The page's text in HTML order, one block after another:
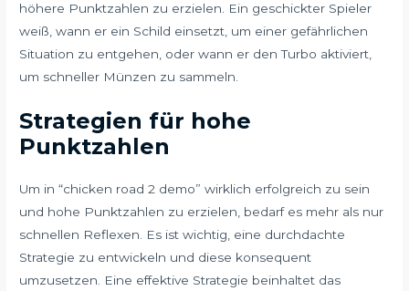
höhere Punktzahlen zu erzielen. Ein geschickter Spieler
weiß, wann er ein Schild einsetzt, um einer gefährlichen
Situation zu entgehen, oder wann er den Turbo aktiviert,
um schneller Münzen zu sammeln.
Strategien für hohe
Punktzahlen
Um in “chicken road 2 demo” wirklich erfolgreich zu sein
und hohe Punktzahlen zu erzielen, bedarf es mehr als nur
schnellen Reflexen. Es ist wichtig, eine durchdachte
Strategie zu entwickeln und diese konsequent
umzusetzen. Eine effektive Strategie beinhaltet das